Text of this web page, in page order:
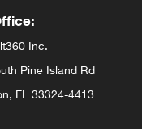
Inc.
Pine Island Rd
FL 33324-4413